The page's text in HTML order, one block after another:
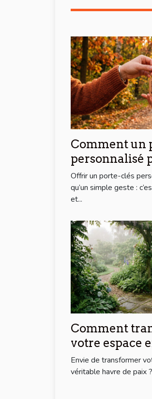
Comment un
personnalisé
les liens
Offrir un porte-clés
qu’un simple geste :
et...
Comment
votre espace
un havre de
Envie de transformer
véritable havre de paix